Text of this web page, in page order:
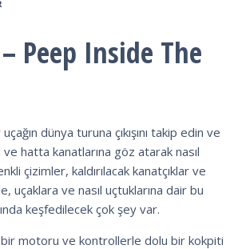
– Peep Inside The
dünya turuna çıkışını takip edin ve
hatta kanatlarına göz atarak nasıl
çizimler, kaldırılacak kanatçıklar ve
uçaklara ve nasıl uçtuklarına dair bu
keşfedilecek çok şey var.
bir motoru ve kontrollerle dolu bir kokpiti